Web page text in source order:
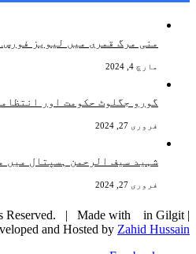
منی مرگ قمری میں لیویز
مارچ 4, 2024
گورو جگلوٹ حکومت اور
فروری 27, 2024
شہید سیف الرحمن ہسپتال میں
فروری 27, 2024
Reserved. | Made with
in Gilgit |
and Hosted by Zahid Hussain